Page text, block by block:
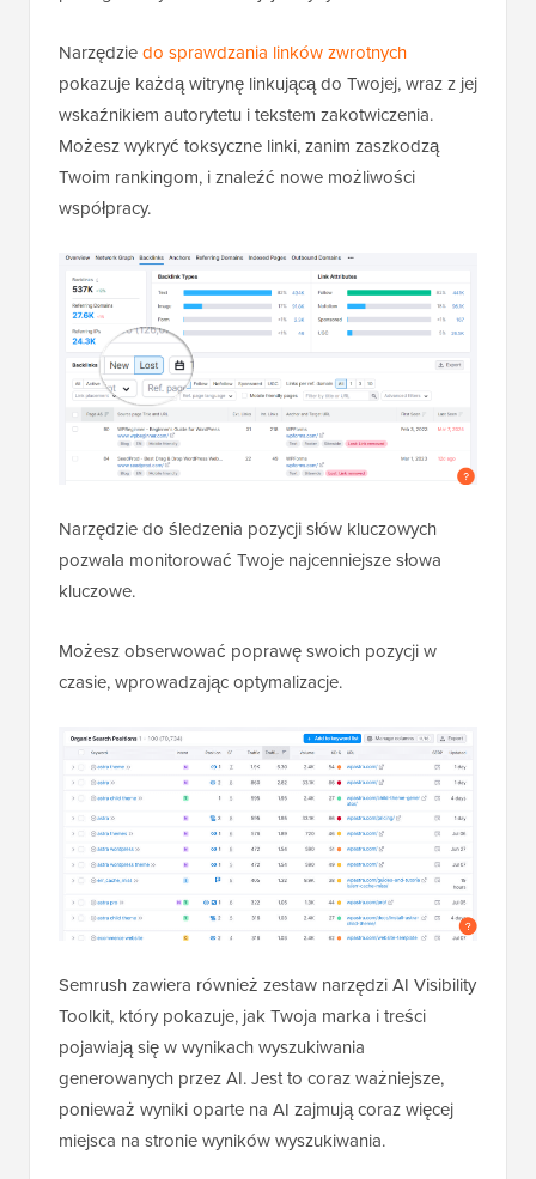
Narzędziedo sprawdzania linków zwrotnych
pokazuje każdą witrynę linkującą do Twojej, wraz z jej
wskaźnikiem autorytetu i tekstem zakotwiczenia.
Możesz wykryć toksyczne linki, zanim zaszkodzą
Twoim rankingom, i znaleźć nowe możliwości
współpracy.
Narzędzie do śledzenia pozycji słów kluczowych
pozwala monitorować Twoje najcenniejsze słowa
kluczowe.
Możesz obserwować poprawę swoich pozycji w
czasie, wprowadzając optymalizacje.
Semrush zawiera również zestaw narzędzi AI Visibility
Toolkit, który pokazuje, jak Twoja marka i treści
pojawiają się w wynikach wyszukiwania
generowanych przez AI. Jest to coraz ważniejsze,
ponieważ wyniki oparte na AI zajmują coraz więcej
miejsca na stronie wyników wyszukiwania.